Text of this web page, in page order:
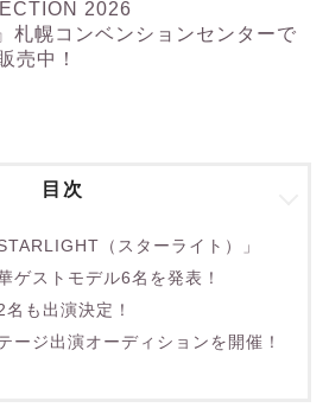
2026
札幌コンベンションセンターで
売中！
目次
（スターライト）」
ゲストモデル6名を発表！
も出演決定！
ージ出演オーディションを開催！